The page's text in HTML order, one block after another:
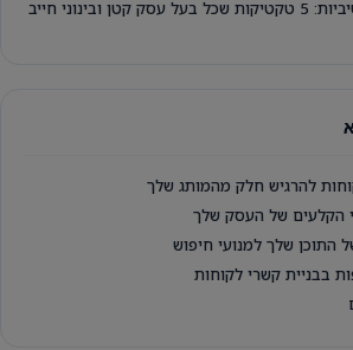
שיפור פרודוקטיביות: 5 טקטיקות שכל בעל עסק קטן ובינוני חייב
להרגיש חלק מהמותג שלך
הקלעים של העסק שלך
התוכן שלך למנועי חיפוש
בבניית קשרי לקוחות